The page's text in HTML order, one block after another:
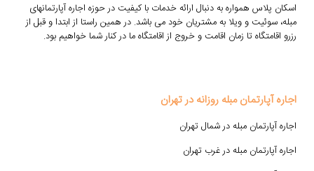
اسکان پلاس همواره به دنبال ارائه خدمات با کیفیت در حوزه اجاره آپارتمانهای
مبله، سوئیت و ویلا به مشتریان خود می باشد. در همین راستا از ابتدا و قبل از
رزرو اقامتگاه تا زمان اقامت و خروج از اقامتگاه ما در کنار شما خواهیم بود.
اجاره آپارتمان مبله روزانه در تهران
اجاره آپارتمان مبله در شمال تهران
اجاره آپارتمان مبله در غرب تهران